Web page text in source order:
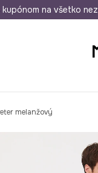
od 50 €
kupónom na všetko
melanžový